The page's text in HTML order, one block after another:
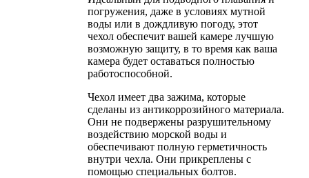
погружения, даже в условиях мутной
воды или в дождливую погоду, этот
чехол обеспечит вашей камере лучшую
возможную защиту, в то время как ваша
камера будет оставаться полностью
работоспособной.
Чехол имеет два зажима, которые
сделаны из антикоррозийного материала.
Они не подвержены разрушительному
воздействию морской воды и
обеспечивают полную герметичность
внутри чехла. Они прикреплены с
помощью специальных болтов.